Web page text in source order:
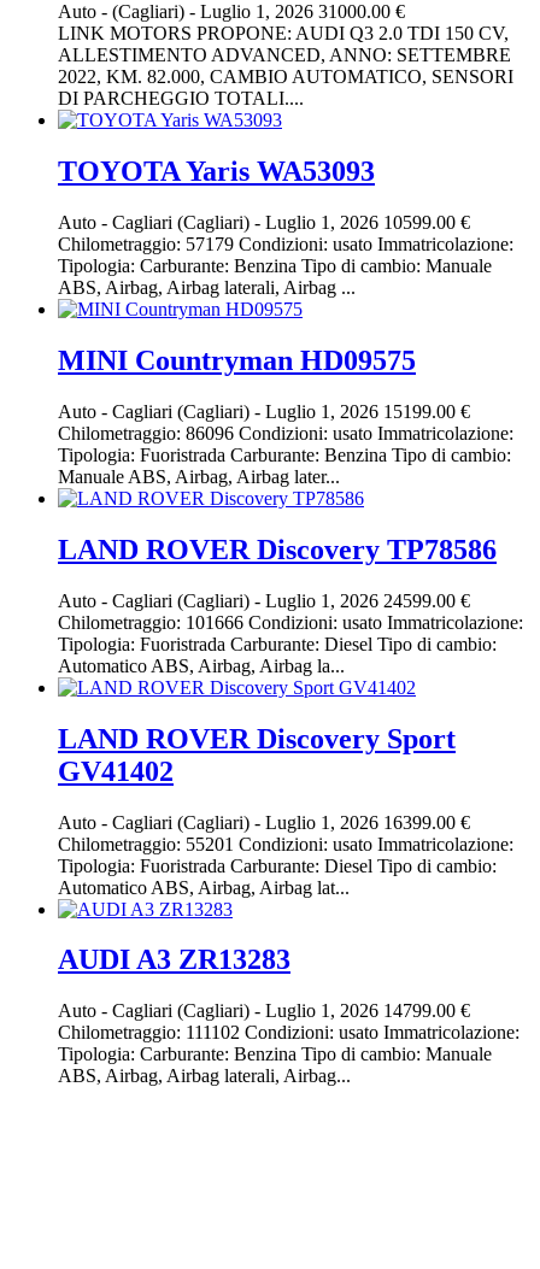
Auto - (Cagliari) - Luglio 1, 2026 31000.00 €
LINK MOTORS PROPONE: AUDI Q3 2.0 TDI 150 CV,
ALLESTIMENTO ADVANCED, ANNO: SETTEMBRE
2022, KM. 82.000, CAMBIO AUTOMATICO, SENSORI
DI PARCHEGGIO TOTALI....
TOYOTA Yaris WA53093
Auto - Cagliari (Cagliari) - Luglio 1, 2026 10599.00 €
Chilometraggio: 57179 Condizioni: usato Immatricolazione:
Tipologia: Carburante: Benzina Tipo di cambio: Manuale
ABS, Airbag, Airbag laterali, Airbag ...
MINI Countryman HD09575
Auto - Cagliari (Cagliari) - Luglio 1, 2026 15199.00 €
Chilometraggio: 86096 Condizioni: usato Immatricolazione:
Tipologia: Fuoristrada Carburante: Benzina Tipo di cambio:
Manuale ABS, Airbag, Airbag later...
LAND ROVER Discovery TP78586
Auto - Cagliari (Cagliari) - Luglio 1, 2026 24599.00 €
Chilometraggio: 101666 Condizioni: usato Immatricolazione:
Tipologia: Fuoristrada Carburante: Diesel Tipo di cambio:
Automatico ABS, Airbag, Airbag la...
LAND ROVER Discovery Sport
GV41402
Auto - Cagliari (Cagliari) - Luglio 1, 2026 16399.00 €
Chilometraggio: 55201 Condizioni: usato Immatricolazione:
Tipologia: Fuoristrada Carburante: Diesel Tipo di cambio:
Automatico ABS, Airbag, Airbag lat...
AUDI A3 ZR13283
Auto - Cagliari (Cagliari) - Luglio 1, 2026 14799.00 €
Chilometraggio: 111102 Condizioni: usato Immatricolazione:
Tipologia: Carburante: Benzina Tipo di cambio: Manuale
ABS, Airbag, Airbag laterali, Airbag...